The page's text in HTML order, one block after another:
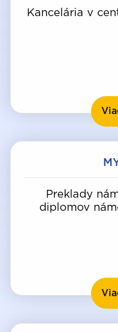
Kancelária v
Preklady
diplomov